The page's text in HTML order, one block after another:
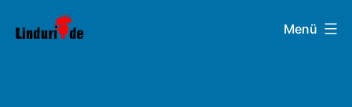
Inhalt
Linduri.de Menü